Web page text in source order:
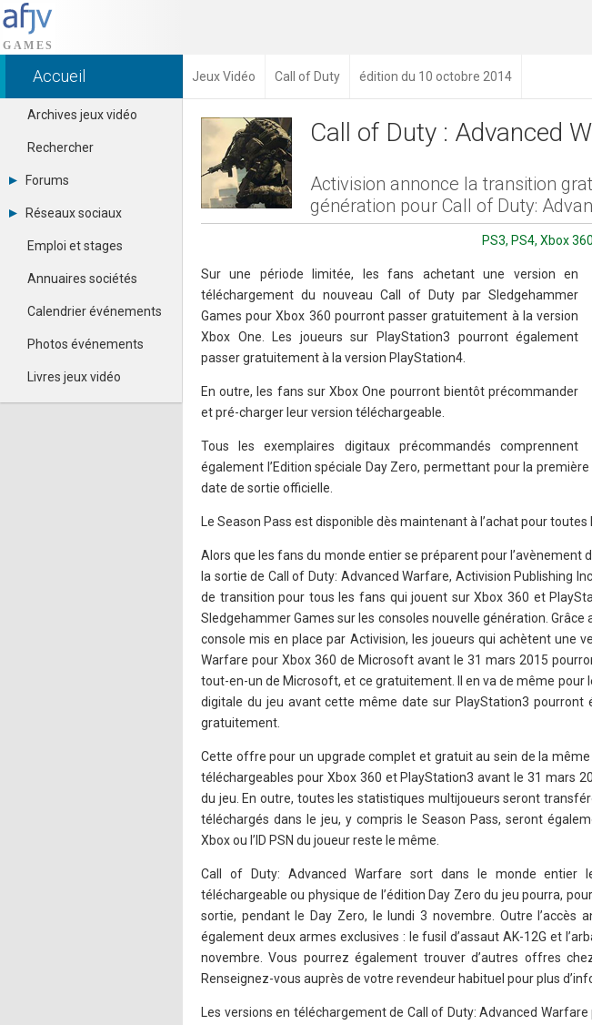
Accueil Jeux Vidéo Call of Duty édition du 10 octobre 2014
Archives jeux vidéo
Rechercher
Forums
Tous les forums
Se connecter
Contacter un modérateur
Réseaux sociaux
Dailymotion
Facebook
Google+
Pinterest
Youtube
Emploi et stages
Annuaires sociétés
Calendrier événements
Photos événements
Livres jeux vidéo
Call of Duty : Advanced
Activision annonce la transition
génération pour Call of Duty:
PS3, PS4, Xbox
Sur une période limitée, les fans achetant une version en
téléchargement du nouveau Call of Duty par Sledgehammer
Games pour Xbox 360 pourront passer gratuitement à la version
Xbox One. Les joueurs sur PlayStation3 pourront également
passer gratuitement à la version PlayStation4.
En outre, les fans sur Xbox One pourront bientôt précommander
et pré-charger leur version téléchargeable.
Tous les exemplaires digitaux précommandés comprennent
également l’Edition spéciale Day Zero, permettant pour la
date de sortie officielle.
Le Season Pass est disponible dès maintenant à l’achat pour
Alors que les fans du monde entier se préparent pour l’avènement
la sortie de Call of Duty: Advanced Warfare, Activision Publishing
de transition pour tous les fans qui jouent sur Xbox 360 et
Sledgehammer Games sur les consoles nouvelle génération.
console mis en place par Activision, les joueurs qui achètent une
Warfare pour Xbox 360 de Microsoft avant le 31 mars 2015
tout-en-un de Microsoft, et ce gratuitement. Il en va de même pour
digitale du jeu avant cette même date sur PlayStation3 pourront
gratuitement.
Cette offre pour un upgrade complet et gratuit au sein de la
téléchargeables pour Xbox 360 et PlayStation3 avant le 31 mars
du jeu. En outre, toutes les statistiques multijoueurs seront
téléchargés dans le jeu, y compris le Season Pass, seront
Xbox ou l’ID PSN du joueur reste le même.
Call of Duty: Advanced Warfare sort dans le monde entier
téléchargeable ou physique de l’édition Day Zero du jeu pourra,
sortie, pendant le Day Zero, le lundi 3 novembre. Outre l’accès
également deux armes exclusives : le fusil d’assaut AK-12G et
novembre. Vous pourrez également trouver d’autres offres
Renseignez-vous auprès de votre revendeur habituel pour plus
Les versions en téléchargement de Call of Duty: Advanced